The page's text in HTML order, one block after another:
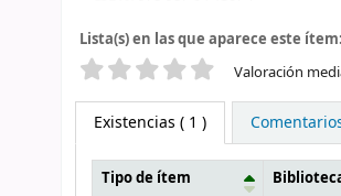
Lista(s) en las que aparece este ítem:
Valoración Valoración
Existencias ( 1 )
Tipo de ítem